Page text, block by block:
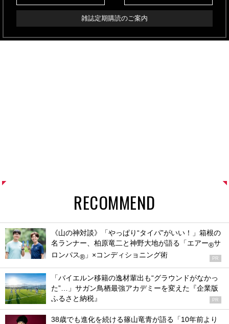
雑誌定期購読のご案内
RECOMMEND
《山の神対談》「やっぱり“タイパ”がいい！」箱根の
名ランナー、柏原竜二と神野大地が語る「エアー®サ
ロンパス® 」×コンディショニング術 PR
「バイエルン移籍の逸材輩出も“グラウンドがなかっ
た”…」サガン鳥栖最強アカデミーを変えた『企業版
ふるさと納税』
PR
38歳でも進化を続ける篠山竜青が語る「10年前より